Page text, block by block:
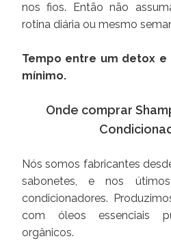
nos fios. Então não
rotina diária ou mesmo
Tempo entre um detox e
mínimo.
Onde comprar
Nós somos fabricantes
sabonetes, e nos
condicionadores.
com óleos essenciais
orgânicos.